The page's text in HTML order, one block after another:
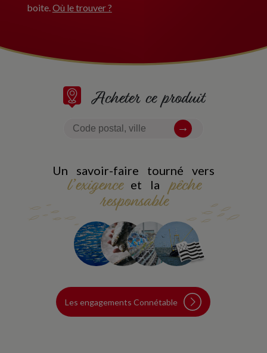
boite.Où le trouver ?
Acheter ce produit
Un savoir-faire tourné vers
l’exigenceet la pêche
responsable
Les engagements Connétable